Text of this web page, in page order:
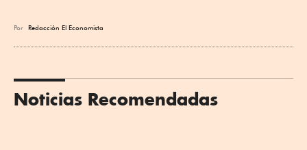
Por Redacción El Economista
Noticias Recomendadas